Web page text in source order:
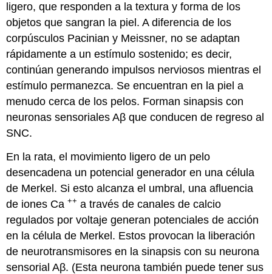
ligero, que responden a la textura y forma de los
objetos que sangran la piel. A diferencia de los
corpúsculos Pacinian y Meissner, no se adaptan
rápidamente a un estímulo sostenido; es decir,
continúan generando impulsos nerviosos mientras el
estímulo permanezca. Se encuentran en la piel a
menudo cerca de los pelos. Forman sinapsis con
neuronas sensoriales Aβ que conducen de regreso al
SNC.
En la rata, el movimiento ligero de un pelo
desencadena un potencial generador en una célula
de Merkel. Si esto alcanza el umbral, una afluencia
de iones Ca++ a través de canales de calcio
regulados por voltaje generan potenciales de acción
en la célula de Merkel. Estos provocan la liberación
de neurotransmisores en la sinapsis con su neurona
sensorial Aβ. (Esta neurona también puede tener sus